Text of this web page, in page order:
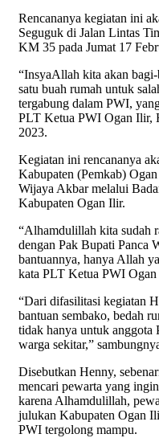
Rencananya kegiatan ini
Seguguk di Jalan Lintas
KM 35 pada Jumat 17
“InsyaAllah kita akan
satu buah rumah untuk
tergabung dalam PWI,
PLT Ketua PWI Ogan Ilir,
2023.
Kegiatan ini rencananya
Kabupaten (Pemkab)
Wijaya Akbar melalui
Kabupaten Ogan Ilir.
“Alhamdulillah kita sudah
dengan Pak Bupati Panca
bantuannya, hanya Allah
kata PLT Ketua PWI
“Dari difasilitasi kegiatan
bantuan sembako, bedah
tidak hanya untuk
warga sekitar,”
Disebutkan Henny,
mencari pewarta yang
karena Alhamdulillah,
julukan Kabupaten Ogan
PWI tergolong mampu.